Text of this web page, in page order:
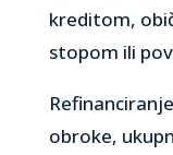
kreditom,
stopom ili
obroke,